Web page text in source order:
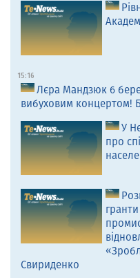
15:16
Лєра Мандзюк 6
вибуховим концертом!
У
про
Свириденко